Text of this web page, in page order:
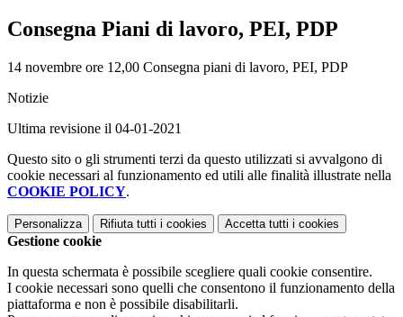
Consegna Piani di lavoro, PEI, PDP
14 novembre ore 12,00 Consegna piani di lavoro, PEI, PDP
Notizie
Ultima revisione il 04-01-2021
Questo sito o gli strumenti terzi da questo utilizzati si avvalgono di
cookie necessari al funzionamento ed utili alle finalità illustrate nella
COOKIE POLICY.
Personalizza Rifiuta tutti i cookies Accetta tutti i cookies
Gestione cookie
In questa schermata è possibile scegliere quali cookie consentire.
I cookie necessari sono quelli che consentono il funzionamento della
piattaforma e non è possibile disabilitarli.